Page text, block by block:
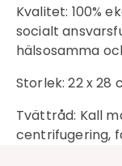
Kvalitet: 100%
socialt
hälsosamma
Storlek: 22 x 28
Tvättråd: Kall
centrifugering,